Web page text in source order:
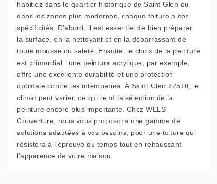
habitiez dans le quartier historique de Saint Glen ou
dans les zones plus modernes, chaque toiture a ses
spécificités. D'abord, il est essentiel de bien préparer
la surface, en la nettoyant et en la débarrassant de
toute mousse ou saleté. Ensuite, le choix de la peinture
est primordial : une peinture acrylique, par exemple,
offre une excellente durabilité et une protection
optimale contre les intempéries. À Saint Glen 22510, le
climat peut varier, ce qui rend la sélection de la
peinture encore plus importante. Chez WELS
Couverture, nous vous proposons une gamme de
solutions adaptées à vos besoins, pour une toiture qui
résistera à l'épreuve du temps tout en rehaussant
l'apparence de votre maison.